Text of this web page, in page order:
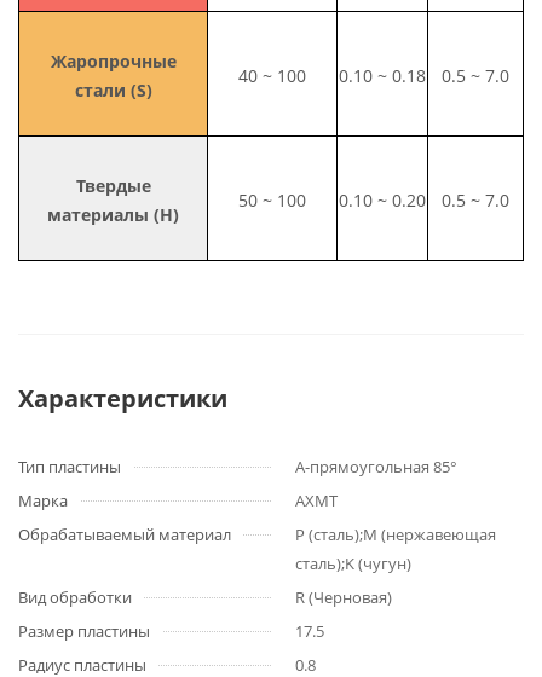
Жаропрочные
стали (S)
40 ~ 100 0.10 ~ 0.18 0.5 ~ 7.0
Твердые
материалы (H)
50 ~ 100 0.10 ~ 0.20 0.5 ~ 7.0
Характеристики
Тип пластины
A-прямоугольная 85°
Марка
AXMT
Обрабатываемый материал
P (сталь);M (нержавеющая
сталь);K (чугун)
Вид обработки
R (Черновая)
Размер пластины
17.5
Радиус пластины
0.8